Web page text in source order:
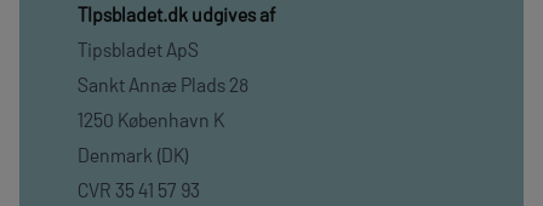
TIpsbladet.dk udgives af
Tipsbladet ApS
Sankt Annæ Plads 28
1250 København K
Denmark (DK)
CVR 35 41 57 93